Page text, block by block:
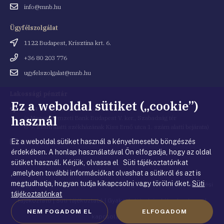
Emailinfo@mnb.hu
Ügyfélszolgálat
Cím
1122 Budapest, Krisztina krt. 6.
Telefonszám
+36 80 203 776
Emailugyfelszolgalat@mnb.hu
Cím 1054 Budapest, Kiss Ernő utca 1.
(a Magyar Nemzeti Bank Budapest V. ker., Szabadság tér
8-9. szám alatti székházának Kiss Ernő utca 1. szám alatti bejárata)
Email
cím
penztar@mnb.hu
© Magyar Nemzeti Bank |Impresszum|Jogi nyilatkozat|Adatkezelési
tájékoztató|Süti tájékoztató| Gyakorlati tudnivalók a honlappal
kapcsolatban
Ez a weboldal sütiket („cookie”)
használ
Ez a weboldal sütiket használ a kényelmesebb böngészés
érdekében. A honlap használatával Ön elfogadja, hogy az oldal
sütiket használ. Kérjük, olvassa el Süti tájékoztatónkat
,amelyben további információkat olvashat a sütikről és azt is
megtudhatja, hogyan tudja kikapcsolni vagy törölni őket.Süti
tájékoztatónkat
NEM FOGADOM EL ELFOGADOM